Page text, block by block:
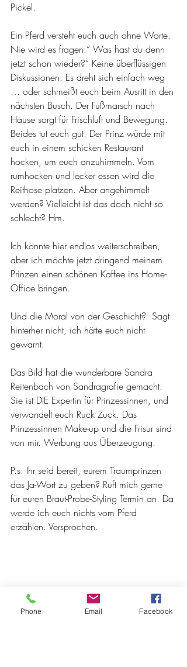
Pickel.
Ein Pferd versteht euch auch ohne Worte.
Nie wird es fragen:“ Was hast du denn
jetzt schon wieder?“ Keine überflüssigen
Diskussionen. Es dreht sich einfach weg
… oder schmeißt euch beim Ausritt in den
nächsten Busch. Der Fußmarsch nach
Hause sorgt für Frischluft und Bewegung.
Beides tut euch gut. Der Prinz würde mit
euch in einem schicken Restaurant
hocken, um euch anzuhimmeln. Vom
rumhocken und lecker essen wird die
Reithose platzen. Aber angehimmelt
werden? Vielleicht ist das doch nicht so
schlecht? Hm.
Ich könnte hier endlos weiterschreiben,
aber ich möchte jetzt dringend meinem
Prinzen einen schönen Kaffee ins Home-
Office bringen.
Und die Moral von der Geschicht?  Sagt
hinterher nicht, ich hätte euch nicht
gewarnt.
Das Bild hat die wunderbare Sandra
Reitenbach von Sandragrafie gemacht.
Sie ist DIE Expertin für Prinzessinnen, und
verwandelt euch Ruck Zuck. Das
Prinzessinnen Make-up und die Frisur sind
von mir. Werbung aus Überzeugung.
P.s. Ihr seid bereit, eurem Traumprinzen
das Ja-Wort zu geben? Ruft mich gerne
für euren Braut-Probe-Styling Termin an. Da
werde ich euch nichts vom Pferd
erzählen. Versprochen.
Phone Email Facebook